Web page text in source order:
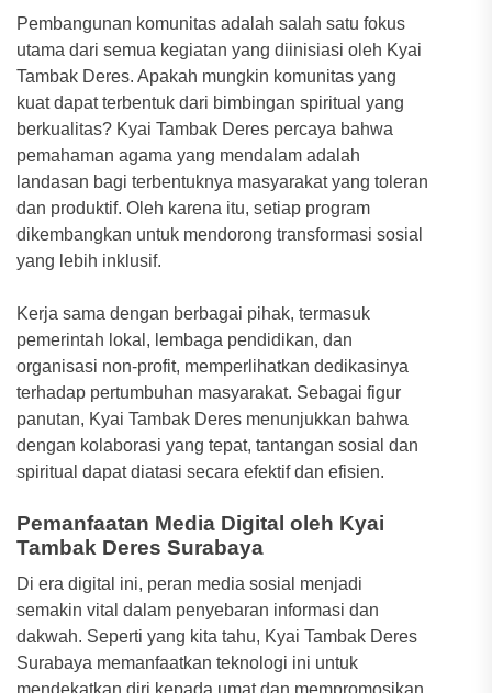
Pembangunan komunitas adalah salah satu fokus
utama dari semua kegiatan yang diinisiasi oleh Kyai
Tambak Deres. Apakah mungkin komunitas yang
kuat dapat terbentuk dari bimbingan spiritual yang
berkualitas? Kyai Tambak Deres percaya bahwa
pemahaman agama yang mendalam adalah
landasan bagi terbentuknya masyarakat yang toleran
dan produktif. Oleh karena itu, setiap program
dikembangkan untuk mendorong transformasi sosial
yang lebih inklusif.
Kerja sama dengan berbagai pihak, termasuk
pemerintah lokal, lembaga pendidikan, dan
organisasi non-profit, memperlihatkan dedikasinya
terhadap pertumbuhan masyarakat. Sebagai figur
panutan, Kyai Tambak Deres menunjukkan bahwa
dengan kolaborasi yang tepat, tantangan sosial dan
spiritual dapat diatasi secara efektif dan efisien.
Pemanfaatan Media Digital oleh Kyai
Tambak Deres Surabaya
Di era digital ini, peran media sosial menjadi
semakin vital dalam penyebaran informasi dan
dakwah. Seperti yang kita tahu, Kyai Tambak Deres
Surabaya memanfaatkan teknologi ini untuk
mendekatkan diri kepada umat dan mempromosikan